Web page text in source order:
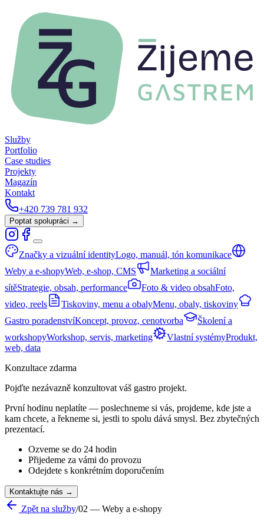
Služby
Portfolio
Case studies
Projekty
Magazín
Kontakt
+420 739 781 932
Poptat spolupráci →
Značky a vizuální identityLogo, manuál, tón komunikace
Weby a e-shopyWeb, e-shop, CMS
Marketing a sociální
sítěStrategie, obsah, performance Foto & video obsahFoto,
video, reels
Tiskoviny, menu a obalyMenu, obaly, tiskoviny
Gastro poradenstvíKoncept, provoz, cenotvorba
Školení a
workshopyWorkshop, servis, marketing Vlastní systémyProdukt,
web, data
Konzultace zdarma
Pojďte nezávazně konzultovat váš gastro projekt.
První hodinu neplatíte — poslechneme si vás, projdeme, kde jste a
kam chcete, a řekneme si, jestli to spolu dává smysl. Bez zbytečných
prezentací.
Ozveme se do 24 hodin
Přijedeme za vámi do provozu
Odejdete s konkrétním doporučením
Kontaktujte nás →
Zpět na služby/02 — Weby a e-shopy